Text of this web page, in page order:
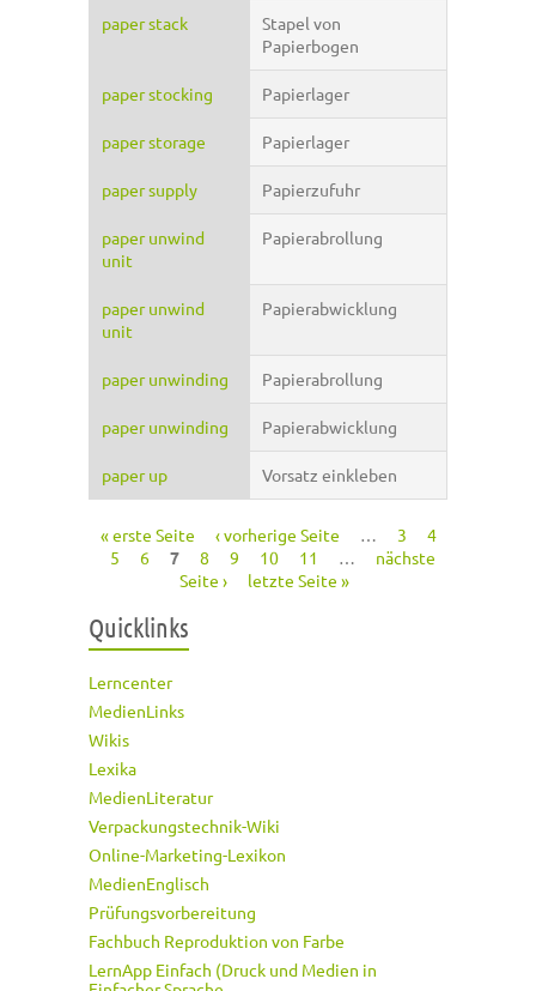
paper stack
Stapel von
Papierbogen
paper stocking Papierlager
paper storage Papierlager
paper supply Papierzufuhr
paper unwind
unit
Papierabrollung
paper unwind
unit
Papierabwicklung
paper unwinding Papierabrollung
paper unwinding Papierabwicklung
paper up Vorsatz einkleben
Seiten
« erste Seite ‹ vorherige Seite … 3
4
5
6 7 8 9 10 11 …
nächste
Seite ›
letzte Seite »
Quicklinks
Lerncenter
MedienLinks
Wikis
Lexika
MedienLiteratur
Verpackungstechnik-Wiki
Online-Marketing-Lexikon
MedienEnglisch
Prüfungsvorbereitung
Fachbuch Reproduktion von Farbe
LernApp Einfach (Druck und Medien in